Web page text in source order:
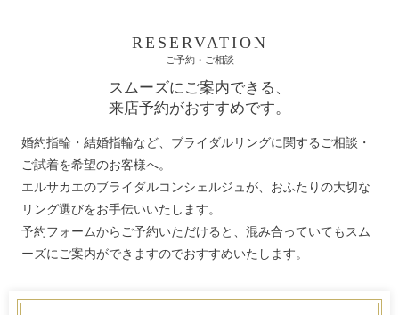
RESERVATION
ご予約・ご相談
スムーズにご案内できる、
来店予約がおすすめです。
婚約指輪・結婚指輪など、ブライダルリングに関するご相談・
ご試着を希望のお客様へ。
エルサカエのブライダルコンシェルジュが、おふたりの大切な
リング選びをお手伝いいたします。
予約フォームからご予約いただけると、混み合っていてもスム
ーズにご案内ができますのでおすすめいたします。